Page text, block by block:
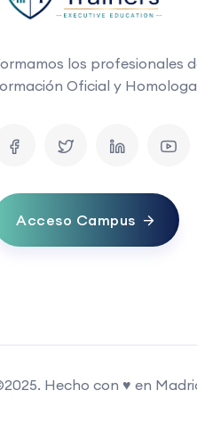
los profesionales
Oficial y
Acceso Campus
Hecho con ♥ en